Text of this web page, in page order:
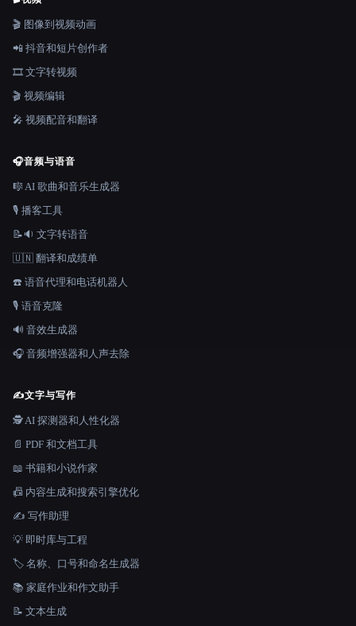
🎬 图像到视频动画
📲 抖音和短片创作者
🎞️ 文字转视频
🎬 视频编辑
🎤 视频配音和翻译
🎧音频与语音
🎼 AI 歌曲和音乐生成器
🎙️ 播客工具
📝🔉 文字转语音
🇺🇳 翻译和成绩单
☎️ 语音代理和电话机器人
🎙️ 语音克隆
🔊 音效生成器
🎧 音频增强器和人声去除
✍️文字与写作
🕵️ AI 探测器和人性化器
📄 PDF 和文档工具
📖 书籍和小说作家
📠 内容生成和搜索引擎优化
✍️ 写作助理
💡 即时库与工程
🏷️ 名称、口号和命名生成器
📚 家庭作业和作文助手
📝 文本生成